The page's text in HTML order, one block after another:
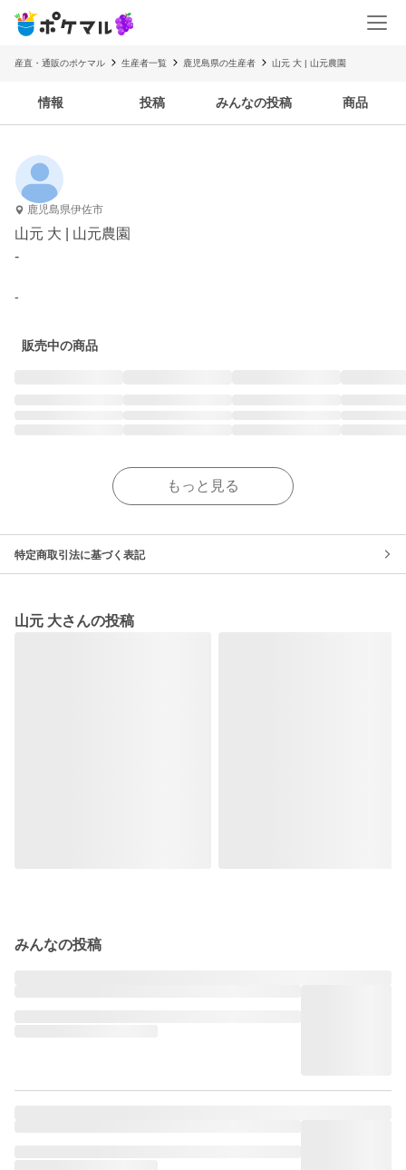
産直・通販のポケマル 生産者一覧 鹿児島県の生産者 山元 大 | 山元農園
情報 投稿 みんなの投稿 商品
鹿児島県伊佐市
山元 大 | 山元農園
-
-
販売中の商品
もっと見る
特定商取引法に基づく表記
山元 大さんの投稿
みんなの投稿